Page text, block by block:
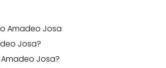
Amadeo Josa
Josa?
Josa?